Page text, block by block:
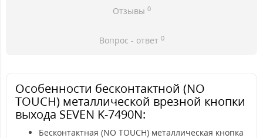
Отзывы 0
Вопрос - ответ 0
Особенности бесконтактной (NO
TOUCH) металлической врезной кнопки
выхода SEVEN K-7490N:
Бесконтактная (NO TOUCH) металлическая кнопка